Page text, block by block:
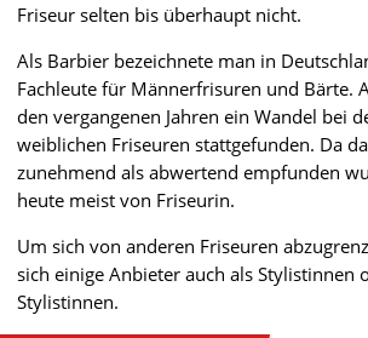
Friseur selten bis überhaupt nicht.
Als Barbier bezeichnete man in
Fachleute für Männerfrisuren und Bärte.
den vergangenen Jahren ein Wandel bei
weiblichen Friseuren stattgefunden. Da
zunehmend als abwertend empfunden
heute meist von Friseurin.
Um sich von anderen Friseuren
sich einige Anbieter auch als Stylistinnen
Stylistinnen.